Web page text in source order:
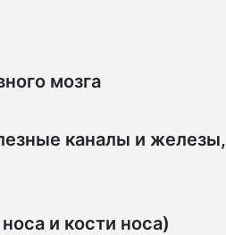
мозга
каналы и железы,
и кости носа)